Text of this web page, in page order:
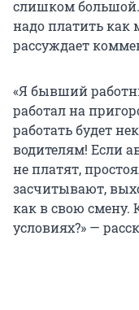
слишком большой.
надо платить
рассуждает
«Я бывший
работал на
работать будет
водителям! Если
не платят,
засчитывают,
как в свою смену.
условиях?» —